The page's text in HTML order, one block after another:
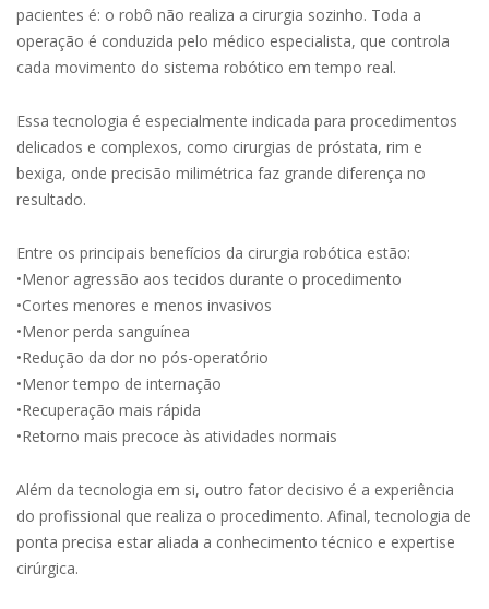
pacientes é: o robô não realiza a cirurgia sozinho. Toda a
operação é conduzida pelo médico especialista, que controla
cada movimento do sistema robótico em tempo real.
Essa tecnologia é especialmente indicada para procedimentos
delicados e complexos, como cirurgias de próstata, rim e
bexiga, onde precisão milimétrica faz grande diferença no
resultado.
Entre os principais benefícios da cirurgia robótica estão:
•Menor agressão aos tecidos durante o procedimento
•Cortes menores e menos invasivos
•Menor perda sanguínea
•Redução da dor no pós-operatório
•Menor tempo de internação
•Recuperação mais rápida
•Retorno mais precoce às atividades normais
Além da tecnologia em si, outro fator decisivo é a experiência
do profissional que realiza o procedimento. Afinal, tecnologia de
ponta precisa estar aliada a conhecimento técnico e expertise
cirúrgica.